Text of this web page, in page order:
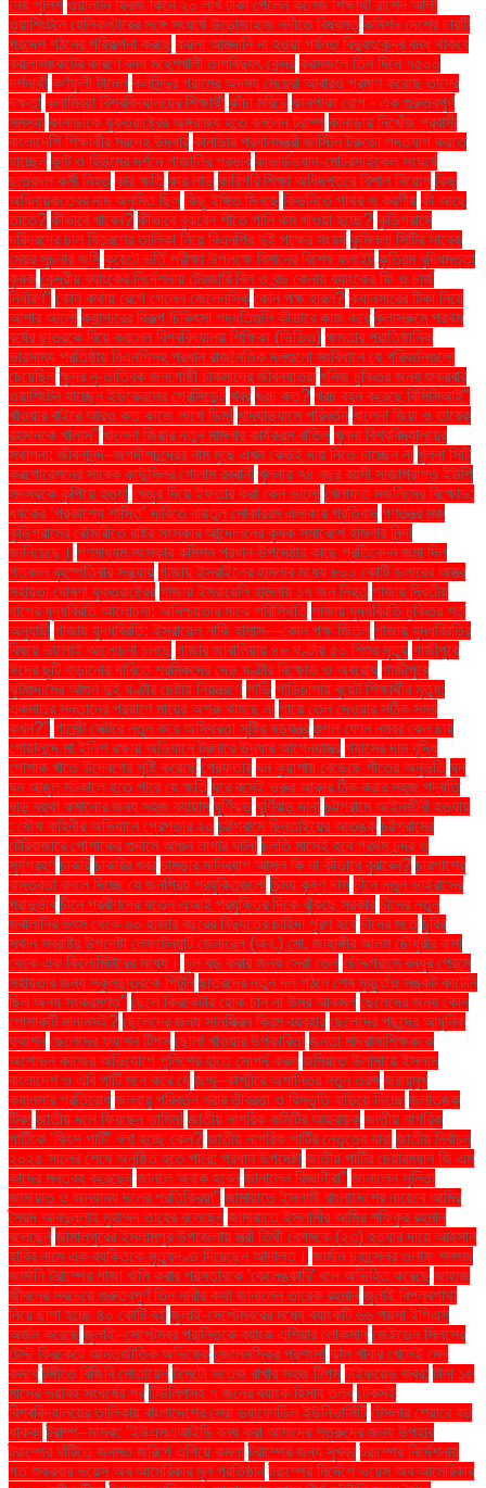
নেয় পুলিশ ওয়ালটন ফ্রিজ কিনে ২০ লাখ টাকা পেলেন কলেজ শিক্ষার্থী রাশেদ আলী
ওয়াশিংটনে হেলিকপ্টারের সঙ্গে সংঘর্ষে উড়োজাহাজ নদীতে বিধ্বস্ত কমিশন দেশের চারটি
প্রদেশ গঠনের পরিকল্পনা করছে কয়লা আমদানি না হওয়া পর্যন্ত বিদ্যুৎকেন্দ্র বন্ধ থাকবে
কয়লাসঙ্কটের কারণে বন্ধ মহেশখালী তাপবিদ্যুৎ কেন্দ্র করমজলে তিন দিনে ৭৫০০
দর্শনার্থী কর্ণফুলী টানেল কলসিন্দুর গ্রামের অদম্য মেয়েরা আবারও প্রমাণ করেছে তাদের
দক্ষতা কলাম্বিয়া বিশ্ববিদ্যালয়ের শিক্ষার্থী কাঁচা মরিচে কানপাকা রোগ - এক গুরুত্বপুর্ণ
সমস্যা কানাডাকে যুক্তরাষ্ট্রের অঙ্গরাজ্য হতে বললেন ট্রাম্প কানাডায় নিখোঁজ প্রবাসী
বাংলাদেশি শিক্ষার্থীর মরদেহ উদ্ধার কানাডার প্রধানমন্ত্রী জাস্টিন ট্রুডো পদত্যাগ করতে
যাচ্ছেন কান্ট ও হিউমের দর্শনে গাজালির প্রভাব কাভার্ডভ্যান-মোটরসাইকেল সংঘর্ষে
ছাত্রদল কর্মী নিহত কার ক্ষতি কার লাভ কারিগরি শিক্ষা অধিদপ্তরে বিশাল নিয়োগ কিছু
অধিনায়কত্বের নাম অনুমিত ছিল কিছু ইঙ্গিত মিলছে কিডনিতে পাথর ও করণীয় কী আছে
তাতে? কীভাবে খাবেন? কীভাবে বুঝবেন শীতে পানি কম খাওয়া হচ্ছে? কুড়িগ্রামে
দরিদ্রদের চাল বিতরণের তালিকা নিয়ে বিএনপির দুই পক্ষের সংঘর্ষ কুমিল্লা সিটির সাবেক
মেয়র সূচনার জমি কুয়েটে ভর্তি পরীক্ষা উপলক্ষে বিমানের বিশেষ ফ্লাইট কৃত্রিম বুদ্ধিমত্তা
কৃষক কেন্দ্রীয় ব্যাংকের নির্দেশনায় ট্রেজারি বিল ও বন্ড কেনায় ব্যাংকের ফি ও চার্জ
নির্ধারণ" কোন কথায় রেগে গেলেন জেলেনস্কি কোন পক্ষ হারল? ক্যানসারের টিকা নিয়ে
আশার আলো ক্যান্সারের বিকল্প চিকিৎসা পদ্ধতিগুলি কীভাবে কাজ করে ক্লাসরুমে প্রথম
বর্ষের ছাত্রকে বিয়ে করলেন বিশ্ববিদ্যালয় শিক্ষিকা (ভিডিও) ক্ষমতার প্রাতিষ্ঠানিক
ভারসাম্য প্রতিষ্ঠায় বিএনপিসহ প্রধান রাজনৈতিক দলগুলো সংবিধানে যে পরিবর্তনগুলো
চেয়েছিল ক্ষুদ্র নৃ-তাত্বিক জনগোষ্ঠী চাকমাদের জীবনযাত্রা খনিজ চুক্তির জন্য শুক্রবার
ওয়াশিংটন যাচ্ছেন ইউক্রেনের প্রেসিডেন্ট খবর খরচ কত? খরচ বহন করেছে বিসিসিআই"
খাওয়ার বাইরে আরও কত কাজে লাগে ডিম! খাদ্যাভ্যাসে পরিবর্তন খালেদা জিয়া ও তারেক
রহমানকে খালাস'' খালেদা জিয়ার নতুন মামলার কার্যক্রম বাতিল খুলনা বিশ্ববিদ্যালয়ের
স্থাপনা: জীবনানন্দ–জগদীশচন্দ্রের নাম মুছে এখন কেউই দায় নিতে চাচ্ছেন না খুলনা সিটি
করপোরেশনের সাবেক কাউন্সিলর গোলাম রব্বানী খুলনায় ৭৪ বছর বয়সী সাজাপ্রাপ্ত ইউপি
সদস্যকে কুপিয়ে হত্যা খেজুর দিয়ে ইফতার করা কেন ভালো খেলাফত মজলিসের বিক্ষোভ:
ধর্ষকের ‘প্রকাশ্যে শাস্তি’ দাবিতে বায়তুল মোকাররম এলাকায় প্রতিবাদ গণতন্ত্র মঞ্চ
কুড়িগ্রামের রৌমারীতে রাষ্ট্র সংস্কার আন্দোলনের কৃষক সমাবেশে হামলার নিন্দা
জানিয়েছে। গণমাধ্যম সংস্কার কমিশন প্রধান উপদেষ্টার কাছে প্রতিবেদন জমা দিল
গতকাল বৃহস্পতিবার সন্ধ্যায় গাজায় ইসরাইলের হামলার মধ্যে ৮০০ কোটি ডলারের অস্ত্র
সহায়তা ঘোষণা যুক্তরাষ্ট্রের গাজায় ইসরায়েলি হামলায় ১৭ জন নিহত গাজায় দ্বিতীয়
ধাপের যুদ্ধবিরতি আলোচনা: অনিশ্চয়তার মাঝে পরিস্থিতি গাজায় যুদ্ধবিরতি চুক্তির শর্ত
অনুযায়ী গাজায় যুদ্ধবিরতি: ইসরায়েল নাকি হামাস—কোন পক্ষ জিতল গাজায় যুদ্ধবিরতির
বিষয়ে ভালোই আলোচনা চলছে গাজার জাবালিয়ায় ৪৮ ঘণ্টায় ৫০ শিশুর মৃত্যু গাজীপুরে
ঈদের ছুটি বাড়ানোর দাবিতে শ্রমিকদের দেড় ঘণ্টার বিক্ষোভ ও অবরোধ গাজীপুরে
ঝুটগুদামের আগুন দুই ঘণ্টার চেষ্টায় নিয়ন্ত্রণে গাড়ি গাড়িচাপায় বুয়েট শিক্ষার্থীর মৃত্যু:
একমাত্র সন্তানের প্রয়াণে মায়ের অশ্রু থামছে না গায়ে তেল দেওয়ার সঠিক সময়
কখন?" গার্মেন্ট সেক্টরে নতুন করে অস্থিরতা সৃষ্টির ষড়যন্ত্র গুগল ফোন নম্বর কেন চায়
গোয়ালন্দে মা ইলিশ রক্ষায় অভিযানে ট্রলারে উদ্ধার আগ্নেয়াস্ত্র গ্যাসের দাম বৃদ্ধি
পোশাক খাতে উদ্বেগের সৃষ্টি করেছে গ্রেফতার ঘন কুয়াশায় বেড়েছে শীতের অনুভূতি ঘন
ঘন আঙুল মটকালে হতে পারে যে ক্ষতি ঘরে বসেই ভ্রুর আকার ঠিক করার সহজ পদ্ধতি
ঘাড় ব্যথা কমানোর জন্য সহজ ব্যায়াম ঘূর্ণিঝড় ঘূর্ণিঝড় দানা চট্টগ্রামে আইনজীবী হত্যায়
: যৌথ বাহিনীর অভিযানে গ্রেপ্তার ২০ চট্টগ্রামে ছিনতাইয়ের আতঙ্ক চট্টগ্রামের
টেরিবাজারে পোশাকের গুদামে আগুন লাগার ঘটনা চলতি মাসেই হবে প্রথম চন্দ্র ও
সূর্যগ্রহণ চাকরি চাকরির খবর চামড়ার মানিব্যাগ আসল কি না কীভাবে বুঝবেন? চারপাশের
বাস্তবতা বদলে দিচ্ছে যে জনপ্রিয় প্রযুক্তিগুলো চিন্ময় কৃষ্ণ দাস চীনে নতুন ভাইরাসের
প্রাদুর্ভাব চীনে প্রবীণদের যত্নে এআই প্রযুক্তির দিকে ঝুঁকছে সরকার চীনের নতুন
জ্বালানির উৎস থেকে ৬০ হাজার বছরের বিদ্যুতের চাহিদা পূরণ হবে চীনের মতে চুরির
স্থান স্বরাষ্ট্র উপদেষ্টা লেফটেন্যান্ট জেনারেল (অব.) মো. জাহাঙ্গীর আলম চৌধুরীর বাসা
থেকে এক কিলোমিটারের মধ্যে। চুল বড় করার জন্য সেরা তেল চৌদ্দগ্রামে বন্ধুর প্রেমে
সহায়তার জন্য স্কুলছাত্রকে পিটুনি ছাত্রদের নতুন দল গঠনে শেষ মুহূর্তেও সঙ্কট কাটেনি
ছিল অন্য সংক্রমণও" ছেলে ক্রিকেটার হোক চান না উমর আকমল ছেলেদের জন্য কোন
পোশাকটি মানানসই? ছেলেদের জন্য সানস্ক্রিন ক্রিম ব্যবহার ছেলেদের পছন্দের আধুনিক
ফ্যাশন ছেলেদের ফ্যাশন টিপস ছোলা খাওয়ার উপকারিতা জনতা মাদ্রাসাশিক্ষককে
অশোভন কাজের অভিযোগে পুলিশের হাতে সোপর্দ করল জমিয়তে উলামায়ে ইসলাম
বাংলাদেশ ও এবি পার্টি মনে করে যে জম্মু–কাশ্মীরে অশান্তির নতুন তরঙ্গ জরায়ুমুখ
ক্যানসার প্রতিরোধ জলবায়ু পরিবর্তন খরার তীব্রতা ও বিস্তৃতি বাড়িয়ে দিচ্ছে জলাতঙ্ক
টিকা জাতীয় দলে ফিরছেন তামিম! জাতীয় নাগরিক কমিটির আহ্বায়ক জাতীয় নাগরিক
পার্টিকে ‘কিংস পার্টি’ বলা হচ্ছে কেন? জাতীয় নাগরিক পার্টির নেতৃত্বে যারা জাতীয় নির্বাচন
২০২৫ সালের শেষে অনুষ্ঠিত হতে পারে: প্রধান উপদেষ্টা জাতীয় পার্টির চেয়ারম্যান জি এম
কাদের মন্তব্য করেছেন জানলে অবাক হবেন জানালেন বিজ্ঞানীরা" জানালেন সুনিতা
জামায়াত ও অন্যান্য দলের প্রতিক্রিয়া'' জামায়াতে ইসলামী বাংলাদেশের নায়েবে আমির
সৈয়দ আবদুল্লাহ মুহাম্মদ তাহের বলেছেন জামায়াতে ইসলামীর আমির শফিকুর রহমান
বলেছেন জামালপুরের ইসলামপুর উপজেলায় স্ত্রী তিথী বেগমকে (২৩) হত্যার দায়ে আহসান
হাবিব নামে এক ব্যক্তিকে মৃত্যুদণ্ড দিয়েছেন আদালত। জার্মান চ্যান্সেলর ওলাফ শলৎজ
জার্মানি ট্রাম্পের গাজা খালি করার প্রস্তাবকে 'কেলেঙ্কারি' বলে অভিহিত করেছে জাহাজ
জীবনের সবচেয়ে গুরুত্বপূর্ণ তিন নারীর কথা জানালেন তারেক রহমান জুলাই বিপ্লবগাথা
নিয়ে ছাপা হচ্ছে ৪০ কোটি বই জুলাই-সেপ্টেম্বরের মধ্যে ব্যাংকটি ৬৬ পয়সা ইপিএস
অর্জন করেছে জুলাই–সেপ্টেম্বর প্রান্তিকে ব্যাংক এশিয়ার লোকসান জেইডেন সিলসের
টেস্ট ক্রিকেটে আন্তর্জাতিক অভিষেক জেলেনস্কির প্রশংসা ঝাল খাবার খেলেই মেদ
কমবে টঙ্গীতে বিজিবি মোতায়েন টমেটো সতেজ রাখার সহজ টিপস টাইফয়েড জ্বর: টানা ১৫
মাসের ভয়াবহ সংঘর্ষের পর টিউলিপসহ ৭ জনের ব্যাংক হিসাব তলব টেকসই
বিশ্ববিদ্যালয়ের তালিকায় বাংলাদেশের সেরা ড্যাফোডিল ইউনিভার্সিটি টেসলার শেয়ারে বড়
ধাক্কা ট্রাম্প–মাস্ক: ‘ইউএসএআইডি বন্ধ করা আমাদের শত্রুদের জন্য উপহার
ট্রাম্পের ঘাঁটিতে জনমত জরিপে এগিয়ে কমলা ট্রাম্পের জন্য সুখবর ট্রাম্পের নির্দেশনায়
গত শুক্রবার ভয়েস অব আমেরিকার মূল প্রতিষ্ঠান ট্রাম্পের নির্দেশে ভয়েস অব আমেরিকার